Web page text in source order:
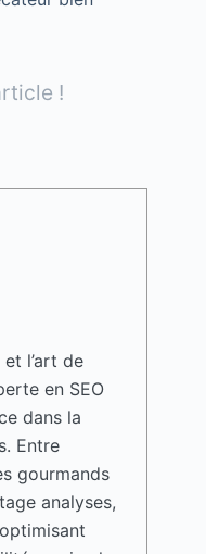
!
l’art de
en SEO
dans la
Entre
gourmands
analyses,